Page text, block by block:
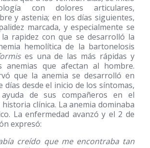
con dolores articulares,
y astenia; en los días siguientes,
marcada, y especialmente se
rapidez con que se desarrolló la
hemolítica de la bartonelosis
es una de las más rápidas y
anemias que afectan al hombre.
que la anemia se desarrolló en
días desde el inicio de los síntomas,
de sus compañeros en el
clínica. La anemia dominaba
La enfermedad avanzó y el 2 de
expresó:
creído que me encontraba tan